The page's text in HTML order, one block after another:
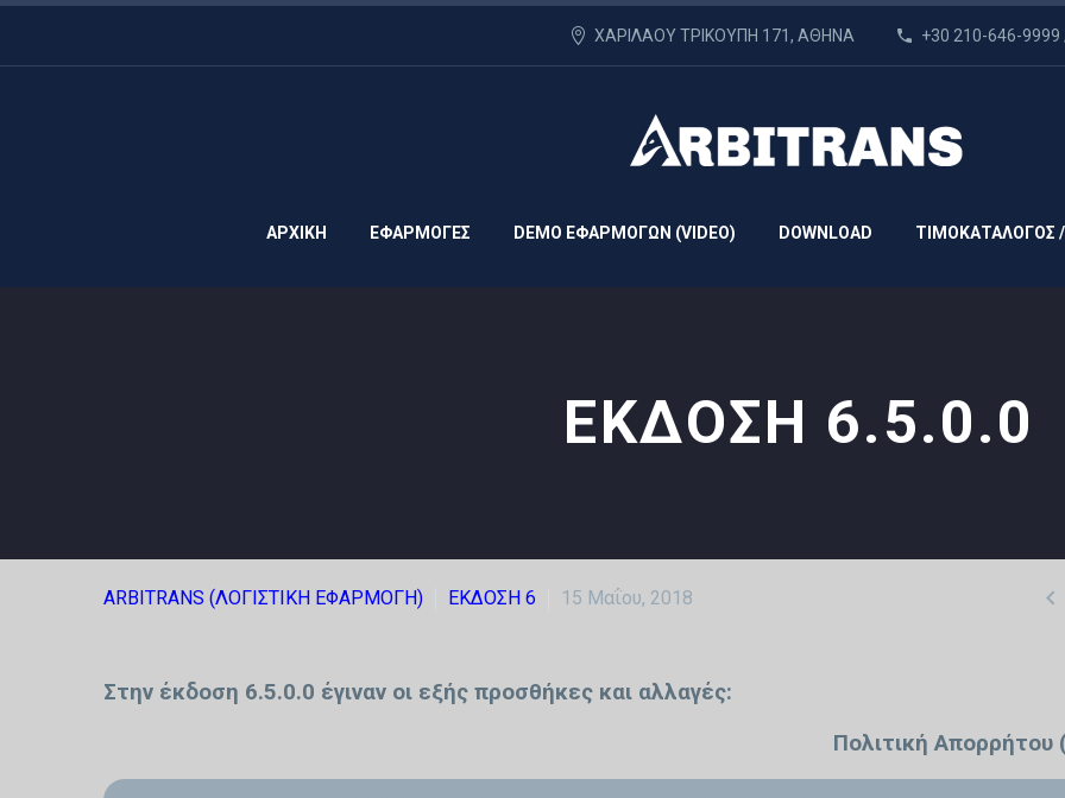
ΧΑΡΙΛΑΟΥ ΤΡΙΚΟΥΠΗ 171, ΑΘΗΝΑ +30 210-646-
ΑΡΧΙΚΗ ΕΦΑΡΜΟΓΕΣ DEMO ΕΦΑΡΜΟΓΩΝ (VIDEO) DOWNLOAD ΤΙΜΟΚΑΤΑΛΟΓΟΣ
ΕΚΔΟΣΗ 6.5.0.0

ARBITRANS (ΛΟΓΙΣΤΙΚΗ ΕΦΑΡΜΟΓΗ) ΕΚΔΟΣΗ 6 15 Μαΐου, 2018
Στην έκδοση 6.5.0.0 έγιναν οι εξής προσθήκες και αλλαγές:
Πολιτική Απορρήτου